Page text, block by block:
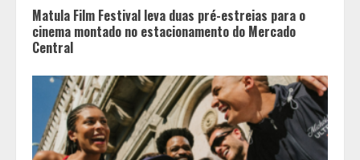
Matula Film Festival leva duas pré-estreias para o
cinema montado no estacionamento do Mercado
Central